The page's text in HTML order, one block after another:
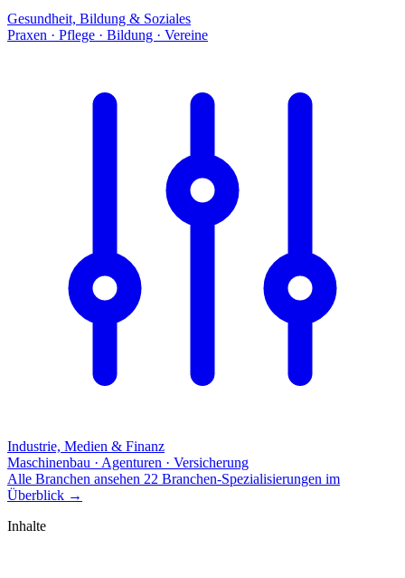
Gesundheit, Bildung & Soziales
Praxen · Pflege · Bildung · Vereine
Industrie, Medien & Finanz
Maschinenbau · Agenturen · Versicherung
Alle Branchen ansehen 22 Branchen-Spezialisierungen im
Überblick →
Inhalte